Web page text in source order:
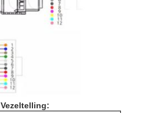
Vezeltelling: